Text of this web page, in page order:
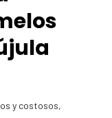
y costosos,